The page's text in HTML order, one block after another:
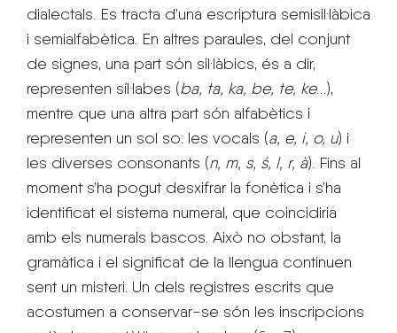
dialectals. Es tracta d’una escriptura semisil·làbica
i semialfabètica. En altres paraules, del conjunt
de signes, una part són sil·làbics, és a dir,
representen síl·labes (ba, ta, ka, be, te, ke…),
mentre que una altra part són alfabètics i
representen un sol so: les vocals (a, e, i, o, u) i
les diverses consonants (n, m, s, ś, l, r, à). Fins al
moment s’ha pogut desxifrar la fonètica i s’ha
identificat el sistema numeral, que coincidiria
amb els numerals bascos. Això no obstant, la
gramàtica i el significat de la llengua continuen
sent un misteri. Un dels registres escrits que
acostumen a conservar-se són les inscripcions